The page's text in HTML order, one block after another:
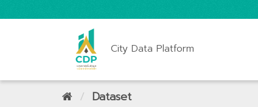
City Data Platform
Dataset